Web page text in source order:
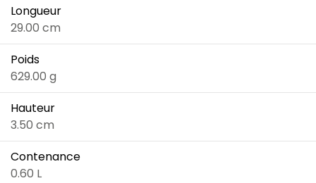
Longueur
29.00 cm
Poids
629.00 g
Hauteur
3.50 cm
Contenance
0.60 L